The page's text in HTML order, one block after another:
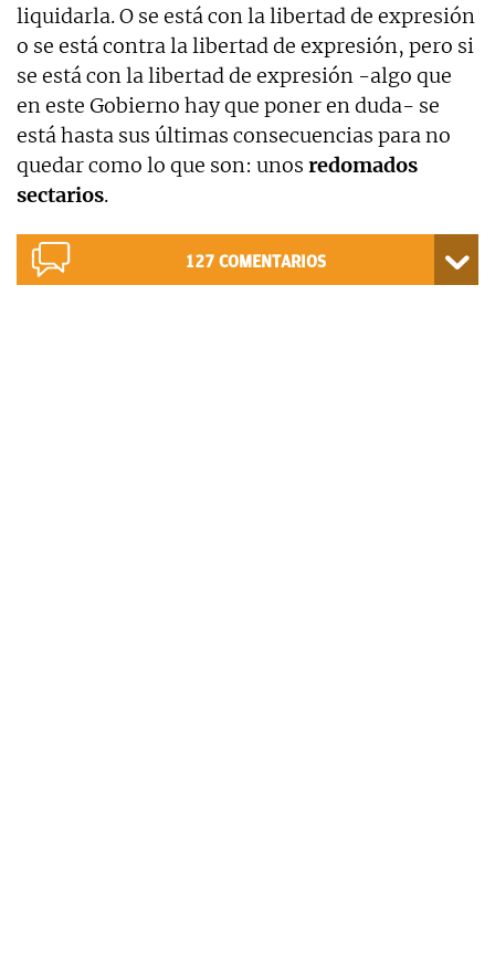
liquidarla. O se está con la libertad de expresión
o se está contra la libertad de expresión, pero si
se está con la libertad de expresión -algo que
en este Gobierno hay que poner en duda- se
está hasta sus últimas consecuencias para no
quedar como lo que son: unos redomados
sectarios.
127 COMENTARIOS